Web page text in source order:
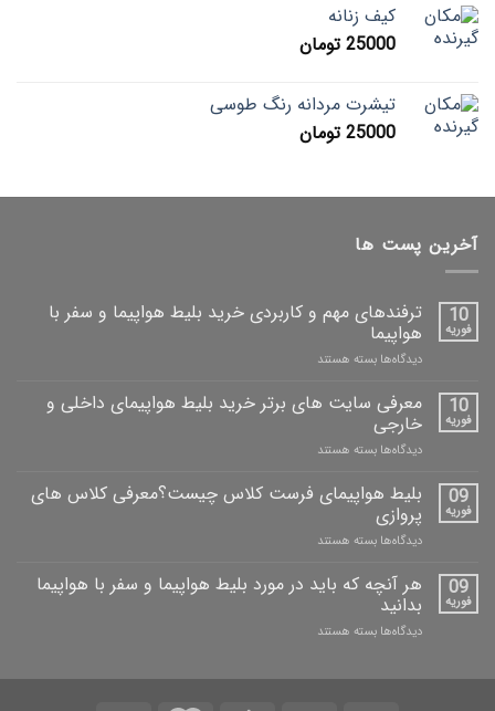
کیف زنانه
25000 تومان
تیشرت مردانه رنگ طوسی
25000 تومان
آخرین پست ها
10
فوریه
ترفندهای مهم و کاربردی خرید بلیط هواپیما و سفر با
هواپیما
دیدگاه‌ها بسته هستند
10
فوریه
معرفی سایت های برتر خرید بلیط هواپیمای داخلی و
خارجی
دیدگاه‌ها بسته هستند
09
فوریه
بلیط هواپیمای فرست کلاس چیست؟معرفی کلاس های
پروازی
دیدگاه‌ها بسته هستند
09
فوریه
هر آنچه که باید در مورد بلیط هواپیما و سفر با هواپیما
بدانید
دیدگاه‌ها بسته هستند